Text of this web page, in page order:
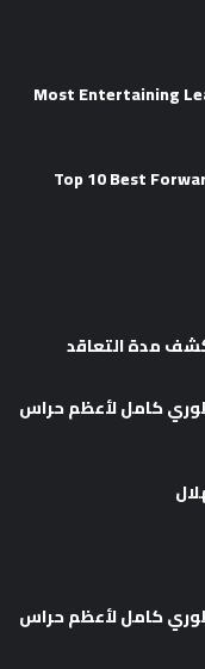
2026 Most
Top 10 Best
مدة التعاقد
أسطوري كامل لأعظم حراس
أسطوري كامل لأعظم حراس